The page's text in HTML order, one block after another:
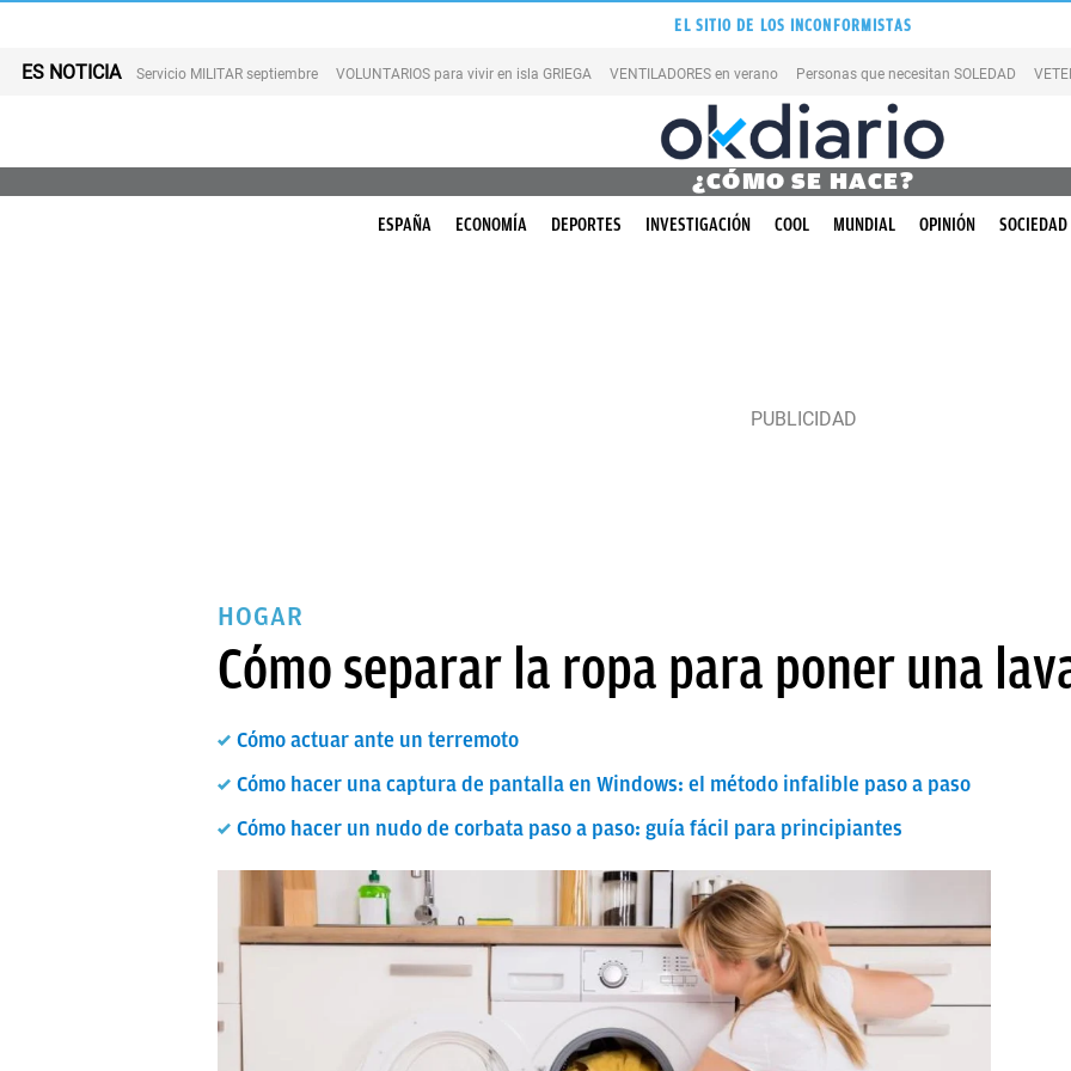
EL SITIO DE LOS INCONFORMISTAS
ES NOTICIA Servicio MILITAR septiembre VOLUNTARIOS para vivir en isla GRIEGA VENTILADORES en verano Personas que necesitan SOLEDAD
¿CÓMO SE HACE?
ESPAÑA ECONOMÍA DEPORTES INVESTIGACIÓN COOL MUNDIAL OPINIÓN SOCIEDAD
HOGAR
Cómo separar la ropa para poner una
Cómo actuar ante un terremoto
Cómo hacer una captura de pantalla en Windows: el método infalible paso a paso
Cómo hacer un nudo de corbata paso a paso: guía fácil para principiantes